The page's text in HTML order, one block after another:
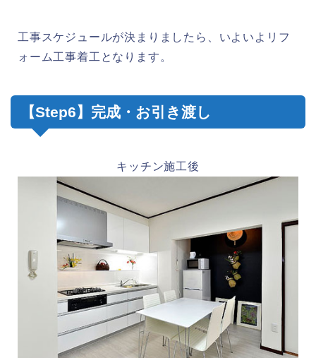
工事スケジュールが決まりましたら、いよいよリフ
ォーム工事着工となります。
【Step6】完成・お引き渡し
キッチン施工後